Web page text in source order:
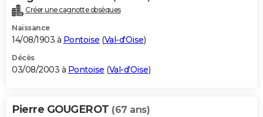
Créer une cagnotte obsèques
Naissance
14/08/1903 à Pontoise (Val-d'Oise)
Décès
03/08/2003 à Pontoise (Val-d'Oise)
Pierre GOUGEROT (67 ans)